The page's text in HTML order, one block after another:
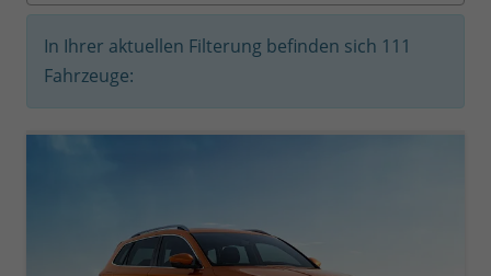
In Ihrer aktuellen Filterung befinden sich 111
Fahrzeuge: